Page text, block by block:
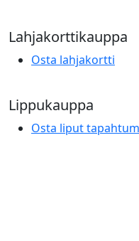
Lahjakorttikauppa
Osta lahjakortti
Lippukauppa
Osta liput